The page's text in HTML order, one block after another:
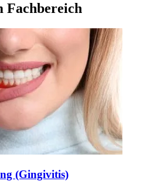
Fachbereich
(Gingivitis)